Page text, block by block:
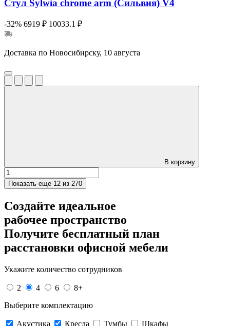
Стул Sylwia chrome arm (Сильвия) V4
-32% 6919 ₽ 10033.1 ₽
Доставка по Новосибирску, 10 августа
В корзину
Показать еще 12 из 270
Создайте идеальное
рабочее пространство
Получите бесплатный план
расстановки офисной мебели
Укажите количество сотрудников
2 4 6
8+
Выберите комплектацию
Акустика Кресла Тумбы Шкафы